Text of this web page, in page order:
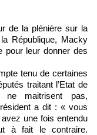
de la plénière sur la
République, Macky
pour leur donner des
tenu de certaines
traitant l’Etat de
ne maitrisent pas,
a dit : « vous
avez une fois entendu
à fait le contraire.